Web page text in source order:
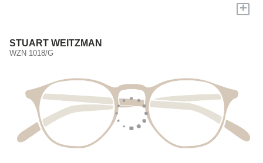
+
STUART WEITZMAN
WZN 1018/G